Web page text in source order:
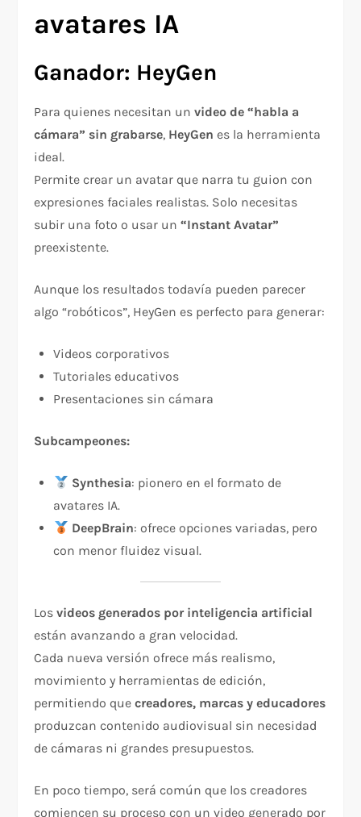
avatares IA
Ganador: HeyGen
Para quienes necesitan unvideo de “habla a
cámara” sin grabarse, HeyGen es la herramienta
ideal.
Permite crear un avatar que narra tu guion con
expresiones faciales realistas. Solo necesitas
subir una foto o usar un“Instant Avatar”
preexistente.
Aunque los resultados todavía pueden parecer
algo “robóticos”, HeyGen es perfecto para generar:
Videos corporativos
Tutoriales educativos
Presentaciones sin cámara
Subcampeones:
Synthesia: pionero en el formato de
avatares IA.
DeepBrain: ofrece opciones variadas, pero
con menor fluidez visual.
Losvideos generados por inteligencia artificial
están avanzando a gran velocidad.
Cada nueva versión ofrece más realismo,
movimiento y herramientas de edición,
permitiendo quecreadores, marcas y educadores
produzcan contenido audiovisual sin necesidad
de cámaras ni grandes presupuestos.
En poco tiempo, será común que los creadores
comiencen su proceso con un video generado por